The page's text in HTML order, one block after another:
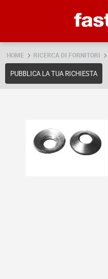
HOME RICERCA DI FORNITORI
PUBBLICA LA TUA RICHIESTA